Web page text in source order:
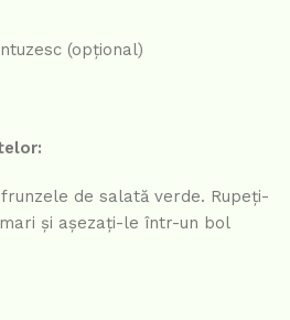
(opțional)
de salată verde. Rupeți-
și așezați-le într-un bol